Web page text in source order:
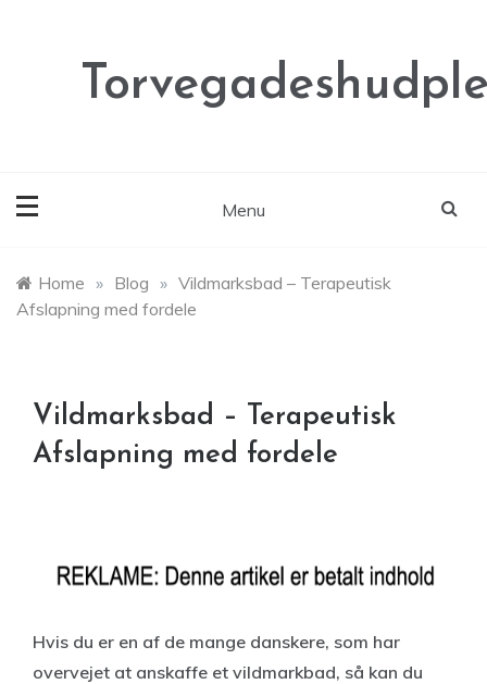
Menu
Home » Blog » Vildmarksbad – Terapeutisk
Afslapning med fordele
Vildmarksbad – Terapeutisk
Afslapning med fordele
Hvis du er en af de mange danskere, som har
overvejet at anskaffe et vildmarkbad, så kan du